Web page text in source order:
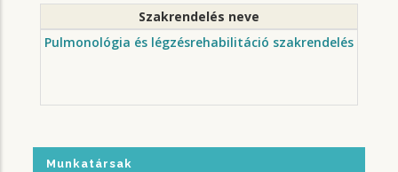
Szakrendelés neve
Pulmonológia és légzésrehabilitáció szakrendelés
Munkatársak